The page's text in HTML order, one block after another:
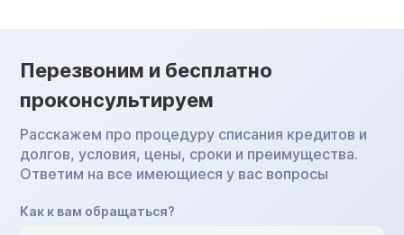
Перезвоним и бесплатно
проконсультируем
Расскажем про процедуру списания кредитов и
долгов, условия, цены, сроки и преимущества.
Ответим на все имеющиеся у вас вопросы
Как к вам обращаться?